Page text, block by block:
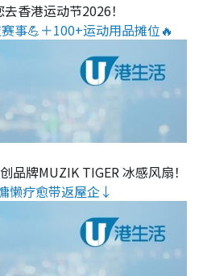
去香港运动节2026！
事💪＋100+运动用品摊位🔥
品牌MUZIK TIGER 冰感风扇！
懒疗愈带返屋企↓